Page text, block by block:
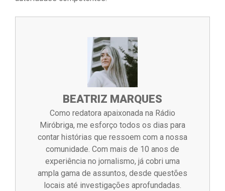
BEATRIZ MARQUES
Como redatora apaixonada na Rádio
Miróbriga, me esforço todos os dias para
contar histórias que ressoem com a nossa
comunidade. Com mais de 10 anos de
experiência no jornalismo, já cobri uma
ampla gama de assuntos, desde questões
locais até investigações aprofundadas.